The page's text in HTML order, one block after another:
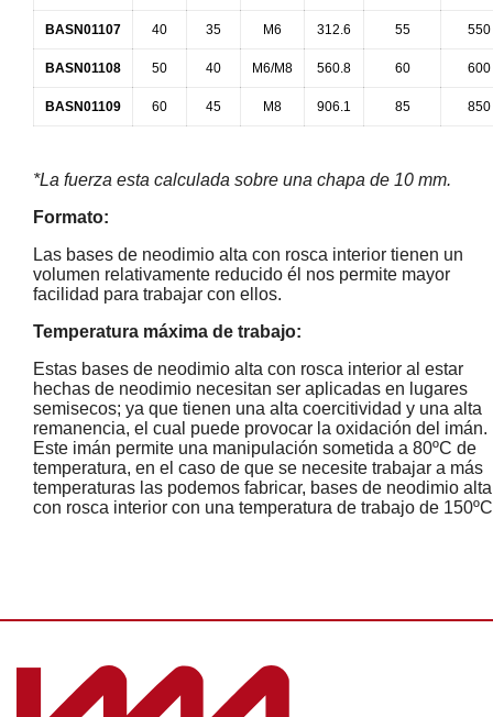
BASN01107 40 35 M6 312.6 55 550
BASN01108 50 40 M6/M8 560.8 60 600
BASN01109 60 45 M8 906.1 85 850
*La fuerza esta calculada sobre una chapa de 10 mm.
Formato:
Las bases de neodimio alta con rosca interior tienen un
volumen relativamente reducido él nos permite mayor
facilidad para trabajar con ellos.
Temperatura máxima de trabajo:
Estas bases de neodimio alta con rosca interior al estar
hechas de neodimio necesitan ser aplicadas en lugares
semisecos; ya que tienen una alta coercitividad y una alta
remanencia, el cual puede provocar la oxidación del imán.
Este imán permite una manipulación sometida a 80ºC de
temperatura, en el caso de que se necesite trabajar a más
temperaturas las podemos fabricar, bases de neodimio alta
con rosca interior con una temperatura de trabajo de